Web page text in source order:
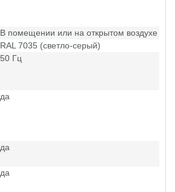
В помещении или на открытом воздухе
RAL 7035 (светло-серый)
50 Гц
да
да
да